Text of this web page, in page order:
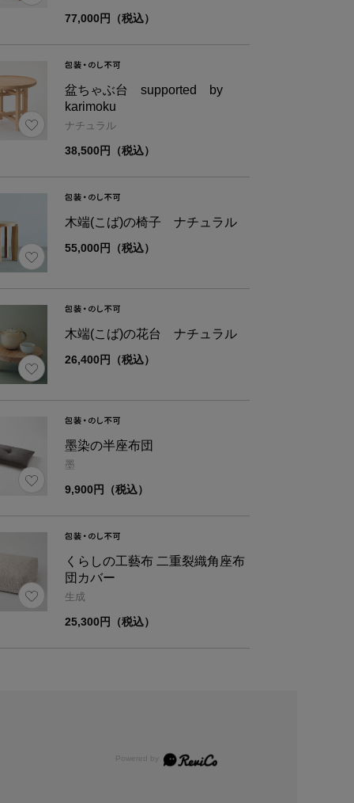
綿100％
約120
77,000円（税込）
盆ちゃぶ台 supported by
karimoku
ナチュラル
38,500円（税込）
木端(こば)の椅子 ナチュラル
55,000円（税込）
木端(こば)の花台 ナチュラル
26,400円（税込）
墨染の半座布団
墨
9,900円（税込）
くらしの工藝布 二重裂織角座布
団カバー
生成
25,300円（税込）